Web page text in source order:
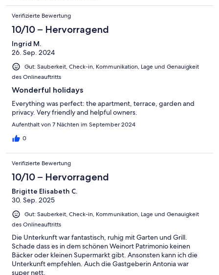
Verifizierte Bewertung
10/10 – Hervorragend
Ingrid M.
26. Sep. 2024
Gut: Sauberkeit, Check-in, Kommunikation, Lage und Genauigkeit
des Onlineauftritts
Wonderful holidays
Everything was perfect: the apartment, terrace, garden and
privacy. Very friendly and helpful owners.
Aufenthalt von 7 Nächten im September 2024
0
Verifizierte Bewertung
10/10 – Hervorragend
Brigitte Elisabeth C.
30. Sep. 2025
Gut: Sauberkeit, Check-in, Kommunikation, Lage und Genauigkeit
des Onlineauftritts
Die Unterkunft war fantastisch, ruhig mit Garten und Grill.
Schade dass es in dem schönen Weinort Patrimonio keinen
Bäcker oder kleinen Supermarkt gibt. Ansonsten kann ich die
Unterkunft empfehlen. Auch die Gastgeberin Antonia war
super nett.